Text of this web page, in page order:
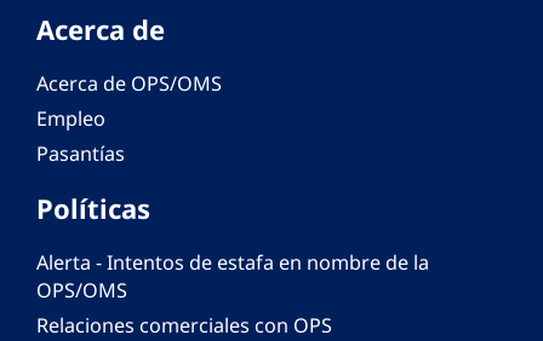
Acerca de
Acerca de OPS/OMS
Empleo
Pasantías
Políticas
Alerta - Intentos de estafa en nombre de la
OPS/OMS
Relaciones comerciales con OPS